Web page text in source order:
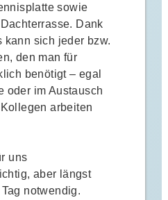
sowie
Dank
kann sich jeder bzw.
den man für
benötigt – egal
oder im Austausch
arbeiten
uns
aber längst
notwendig.